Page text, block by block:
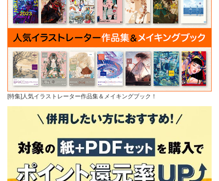
[特集]人気イラストレーター作品集＆メイキングブック！